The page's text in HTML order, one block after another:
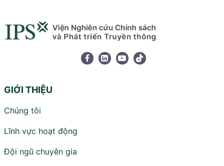
GIỚI THIỆU
Chúng tôi
Lĩnh vực hoạt động
Đội ngũ chuyên gia